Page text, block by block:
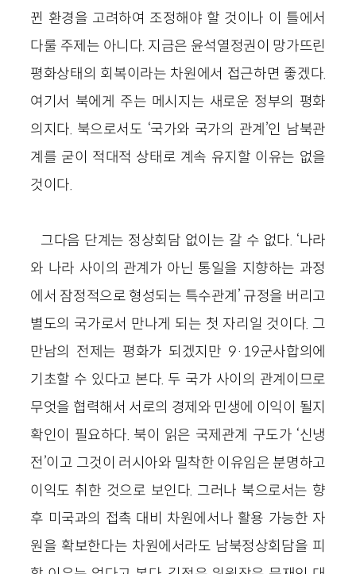
뀐 환경을 고려하여 조정해야 할 것이나 이 틀에서
다룰 주제는 아니다. 지금은 윤석열정권이 망가뜨린
평화상태의 회복이라는 차원에서 접근하면 좋겠다.
여기서 북에게 주는 메시지는 새로운 정부의 평화
의지다. 북으로서도 ‘국가와 국가의 관계’인 남북관
계를 굳이 적대적 상태로 계속 유지할 이유는 없을
것이다.
그다음 단계는 정상회담 없이는 갈 수 없다. ‘나라
와 나라 사이의 관계가 아닌 통일을 지향하는 과정
에서 잠정적으로 형성되는 특수관계’ 규정을 버리고
별도의 국가로서 만나게 되는 첫 자리일 것이다. 그
만남의 전제는 평화가 되겠지만 9·19군사합의에
기초할 수 있다고 본다. 두 국가 사이의 관계이므로
무엇을 협력해서 서로의 경제와 민생에 이익이 될지
확인이 필요하다. 북이 읽은 국제관계 구도가 ‘신냉
전’이고 그것이 러시아와 밀착한 이유임은 분명하고
이익도 취한 것으로 보인다. 그러나 북으로서는 향
후 미국과의 접촉 대비 차원에서나 활용 가능한 자
원을 확보한다는 차원에서라도 남북정상회담을 피